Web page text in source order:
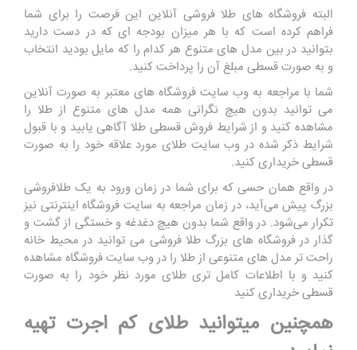
البته فروشگاه های طلا فروشی آنلاین این فرصت را برای شما
فراهم کرده است که با هر میزان بودجه ای که در دست دارید
بتوانید در بین مدل های متنوع هر کدام را که مایل بودید انتخاب
و به صورت قسطی مبلغ آن را پرداخت کنید.
شما با مراجعه به وب سایت فروشگاه های معتبر به صورت آنلاین
می توانید بدون هیچ نگرانی همه مدل های متنوع از طلا را
مشاهده کنید و از شرایط فروش قسطی طلا آگاهی یابید و با قبول
شرایط ذکر شده در وب سایت طلای مورد علاقه خود را به صورت
قسطی خریداری کنید.
در واقع همان حسی که برای شما در زمان ورود به یک طلافروشی
بزرگ پیش می‌آید، در زمان مراجعه به سایت فروشگاه اینترنتی نیز
تکرار می‌شود. در واقع شما بدون هیچ دغدغه و خستگی از گشت و
گذار در فروشگاه های بزرگ طلا فروشی می توانید در محیط خانه
راحت تر مدل های متنوعی از طلا را در وب سایت فروشگاه مشاهده
کنید و با اطلاعات کامل تری طلای مورد نظر خود را به صورت
قسطی خریداری کنید
همچنین میتوانیدطلای کم اجرتتهیه